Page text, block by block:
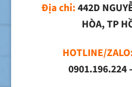
Địa chỉ:442D
HÒA, TP
HOTLINE/
0901.196.224